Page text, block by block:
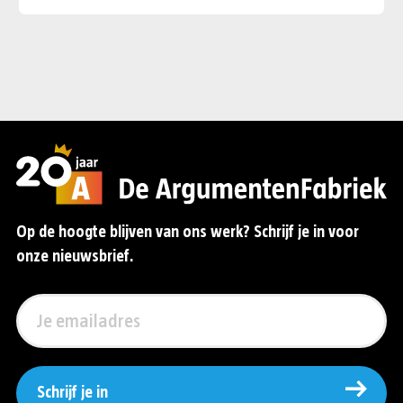
Op de hoogte blijven van ons werk? Schrijf je in voor
onze nieuwsbrief.
Schrijf je in